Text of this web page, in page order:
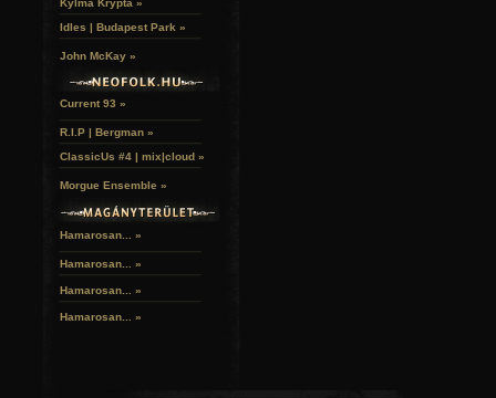
Kylmä Krypta »
Idles | Budapest Park »
John McKay »
Current 93 »
R.I.P | Bergman »
ClassicUs #4 | mix|cloud »
Morgue Ensemble »
Hamarosan... »
Hamarosan... »
Hamarosan... »
Hamarosan... »